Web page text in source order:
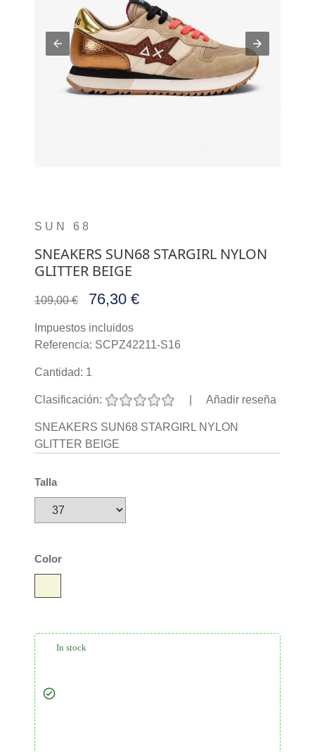
SUN 68
SNEAKERS SUN68 STARGIRL NYLON
GLITTER BEIGE
109,00 € 76,30 €
Impuestos incluidos
Referencia: SCPZ42211-S16
Cantidad: 1
Clasificación: Añadir reseña
SNEAKERS SUN68 STARGIRL NYLON
GLITTER BEIGE
Talla
Color
In stock